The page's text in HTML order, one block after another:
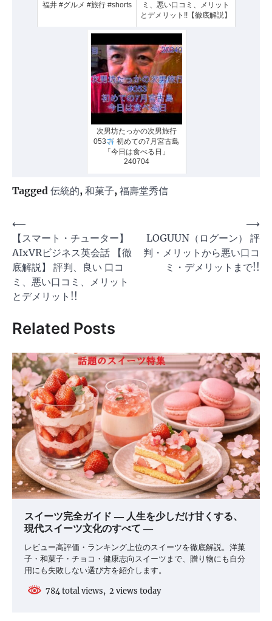
福井 #グルメ #旅行 #shorts
ミ、悪い口コミ、メリット
とデメリット!!【徹底解説】
次男坊たっかの次男旅行
053
初めての7月宮古島
「今日は食べる日」
240704
Tagged 伝統的, 和菓子, 福壽堂秀信
投
稿
ナ
ビ
ゲ
ー
シ
ョ
ン
⟵
【スマート・チューター】
AIxVRビジネス英会話 【徹
底解説】 評判、良い 口コ
ミ、悪い口コミ、メリット
とデメリット!!
LOGUUN（ログーン） 評
判・メリットから悪い口コ
ミ・デメリットまで!!
⟶
Related Posts
スイーツ完全ガイド ― 人生を少しだけ甘くする、
現代スイーツ文化のすべて ―
レビュー高評価・ランキング上位のスイーツを徹底解説。洋菓
子・和菓子・チョコ・健康志向スイーツまで、贈り物にも自分
用にも失敗しない選び方を紹介します。
784 total views, 2 views today